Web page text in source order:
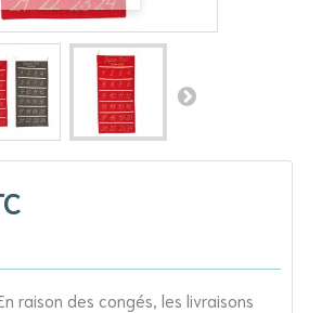
raison des congés, les livraisons